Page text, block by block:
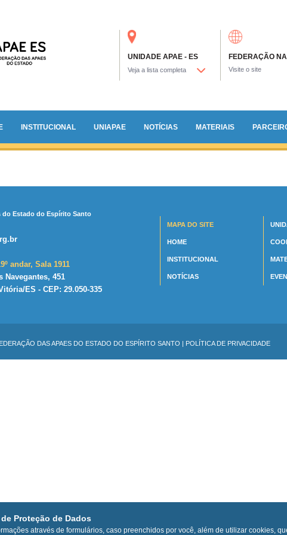
Proteção de Dados
através de formulários, caso preenchidos por você, além de utilizar cookies,
UNIDADE APAE - ES FEDERAÇÃO
Visite o site
INSTITUCIONAL UNIAPAE NOTÍCIAS MATERIAIS
do Estado do Espírito Santo
andar, Sala 1911
Navegantes, 451
ES - CEP: 29.050-335
MAPA DO SITE
HOME
INSTITUCIONAL
NOTÍCIAS
DAS APAES DO ESTADO DO ESPÍRITO SANTO | POLÍTICA DE PRIVACIDADE